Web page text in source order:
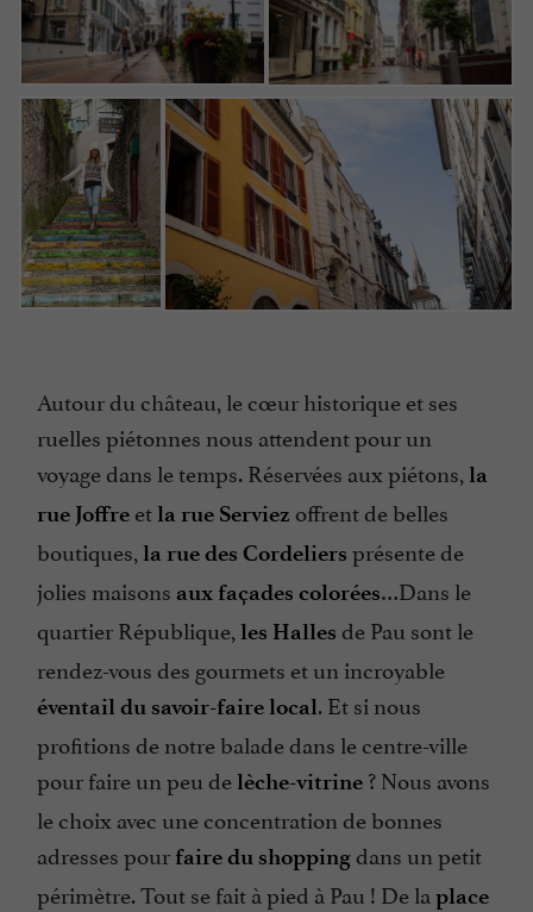
Autour du château, le cœur historique et ses
ruelles piétonnes nous attendent pour un
voyage dans le temps. Réservées aux piétons, la
rue Joffre etla rue Serviez offrent de belles
boutiques, la rue des Cordeliers présente de
jolies maisons aux façades colorées…Dans le
quartier République, les Halles de Pau sont le
rendez-vous des gourmets et un incroyable
éventail du savoir-faire local. Et si nous
profitions de notre balade dans le centre-ville
pour faire un peu delèche-vitrine ? Nous avons
le choix avec une concentration de bonnes
adresses pour faire du shoppingdans un petit
périmètre. Tout se fait à pied à Pau ! De la place